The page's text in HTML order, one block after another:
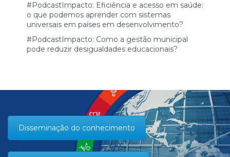
#PodcastImpacto: Eficiência e acesso em saúde:
o que podemos aprender com sistemas
universais em países em desenvolvimento?
#PodcastImpacto: Como a gestão municipal
pode reduzir desigualdades educacionais?
Disseminação do conhecimento